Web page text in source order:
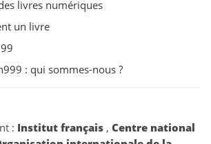
livres numériques
un livre
: qui sommes-nous ?
: Institut français , Centre national